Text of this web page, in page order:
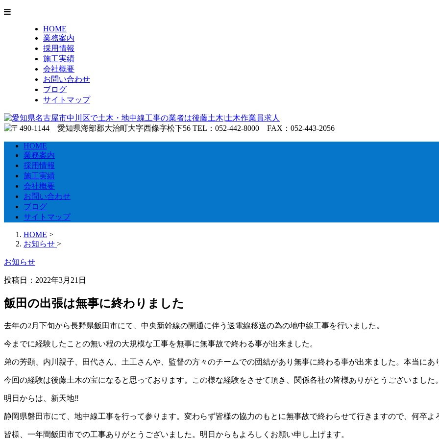
HOME
業務案内
採用情報
施工実績
会社概要
お問い合わせ
ブログ
サイトマップ
HOME
業務案内
採用情報
施工実績
会社概要
お問い合わせ
ブログ
サイトマップ
HOME >
お知らせ >
お知らせ
投稿日：2022年3月21日
飯田の出張は無事に終わりました
去年の2月下旬から長野県飯田市にて、中央新幹線の開通に伴う送電線移送の為の地中線工事を行いました。
今までに経験したことの無い程の大規模な工事を無事に無事故で終わる事が出来ました。
弟の芳顕、内川親子、田代さん、土工さんや、監督の方々のチームでの団結があり無事に終わる事が出来ました。本当にあ
今回の経験は後藤土木の宝になると思っております。この様な経験をさせて頂き、関係各社の皆様ありがとうございました
明日からは、新天地‼︎
静岡県磐田市にて、地中線工事を行って参ります。変わらず皆様の協力のもとに無事故で終わらせて行きますので、何卒よ
皆様、一年間飯田市での工事ありがとうございました。明日からもよろしくお願い申し上げます。